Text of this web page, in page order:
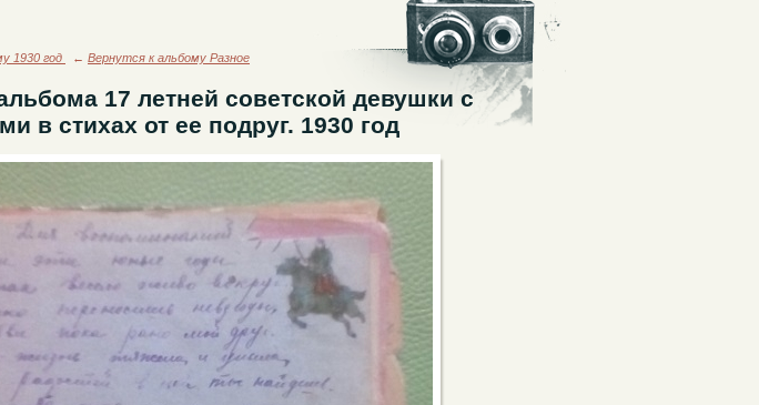
1930 год ← Вернутся к альбому Разное
17 летней советской девушки с
в стихах от ее подруг. 1930 год